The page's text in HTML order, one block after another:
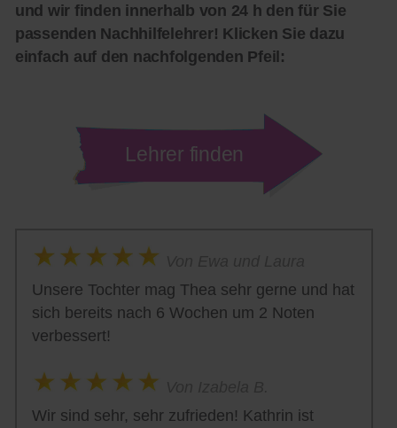
und wir finden innerhalb von 24 h den für Sie
passenden Nachhilfelehrer! Klicken Sie dazu
einfach auf den nachfolgenden Pfeil:
Lehrer finden
Unsere Tochter mag Thea sehr gerne und hat
sich bereits nach 6 Wochen um 2 Noten
verbessert!
Wir sind sehr, sehr zufrieden! Kathrin ist